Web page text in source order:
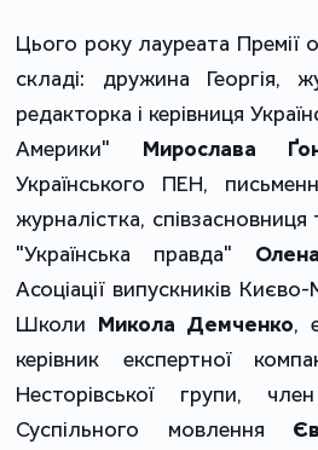
Цього року лауреата Премії
складі: дружина Георгія,
редакторка і керівниця
Америки" Мирослава
Українського ПЕН,
журналістка,
"Українська правда"
Асоціації випускників Києво-
Школи Микола Демченко,
керівник експертної
Несторівської групи,
Суспільного мовлення